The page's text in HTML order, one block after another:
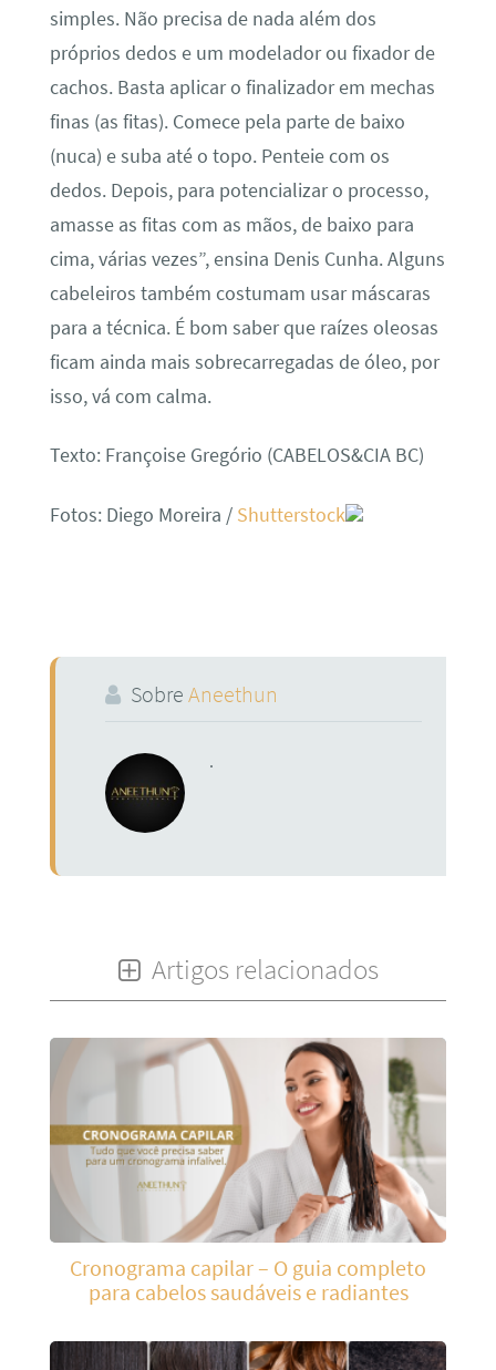
simples. Não precisa de nada além dos
próprios dedos e um modelador ou fixador de
cachos. Basta aplicar o finalizador em mechas
finas (as fitas). Comece pela parte de baixo
(nuca) e suba até o topo. Penteie com os
dedos. Depois, para potencializar o processo,
amasse as fitas com as mãos, de baixo para
cima, várias vezes”, ensina Denis Cunha. Alguns
cabeleiros também costumam usar máscaras
para a técnica. É bom saber que raízes oleosas
ficam ainda mais sobrecarregadas de óleo, por
isso, vá com calma.
Texto: Françoise Gregório (CABELOS&CIA BC)
Fotos: Diego Moreira /Shutterstock
Sobre Aneethun
.
Artigos relacionados
Cronograma capilar – O guia completo
para cabelos saudáveis e radiantes